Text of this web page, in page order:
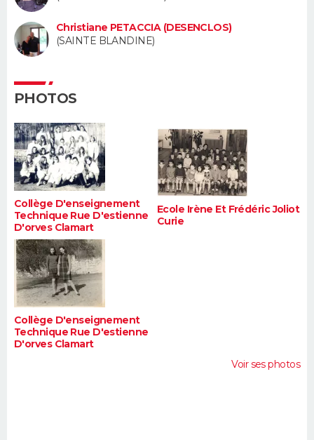
COPAINS D'AVANT
S'inscrire
Se connecter
Lycées
Collèges
Primaires
Universités
Entreprises
Service militaire
Avis de recherche
AVIS DE DÉCÈS
Bricolage
Lifestyle
Culture
Sport
Auto
Television
Voyage
Cinema
Christiane PETACCIA (DESENCLOS)
(SAINTE BLANDINE)
PHOTOS
Collège D'enseignement
Technique Rue D'estienne
D'orves Clamart
Ecole Irène Et Frédéric Joliot
Curie
Collège D'enseignement
Technique Rue D'estienne
D'orves Clamart
Voir ses photos